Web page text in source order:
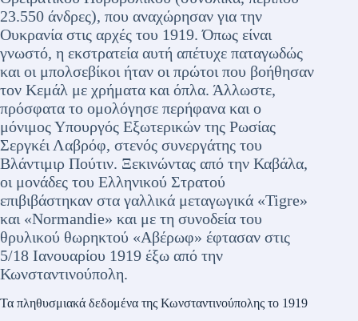
23.550 άνδρες), που αναχώρησαν για την
Ουκρανία στις αρχές του 1919. Όπως είναι
γνωστό, η εκστρατεία αυτή απέτυχε παταγωδώς
και οι μπολσεβίκοι ήταν οι πρώτοι που βοήθησαν
τον Κεμάλ με χρήματα και όπλα. Άλλωστε,
πρόσφατα το ομολόγησε περήφανα και ο
μόνιμος Υπουργός Εξωτερικών της Ρωσίας
Σεργκέι Λαβρόφ, στενός συνεργάτης του
Βλάντιμιρ Πούτιν. Ξεκινώντας από την Καβάλα,
οι μονάδες του Ελληνικού Στρατού
επιβιβάστηκαν στα γαλλικά μεταγωγικά «Tigre»
και «Normandie» και με τη συνοδεία του
θρυλικού θωρηκτού «Αβέρωφ» έφτασαν στις
5/18 Ιανουαρίου 1919 έξω από την
Κωνσταντινούπολη.
Τα πληθυσμιακά δεδομένα της Κωνσταντινούπολης το 1919